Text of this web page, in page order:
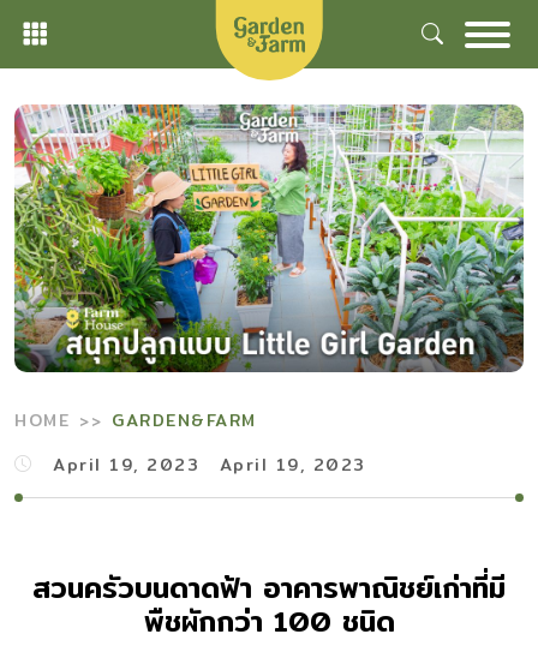
Skip
content
HOME
GARDEN&FARM
April 19, 2023
April 19, 2023
สวนครัวบนดาดฟ้า อาคารพาณิชย์เก่าที่มี
พืชผักกว่า 100 ชนิด